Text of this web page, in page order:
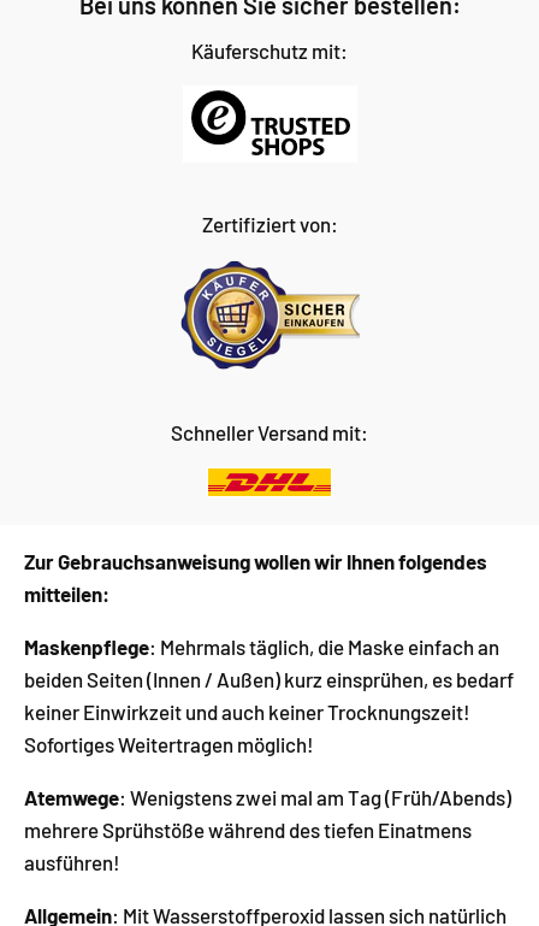
Käuferschutz mit:
Zertifiziert von:
Schneller Versand mit:
Zur Gebrauchsanweisung wollen wir Ihnen folgendes
mitteilen:
Maskenpflege: Mehrmals täglich, die Maske einfach an
beiden Seiten (Innen / Außen) kurz einsprühen, es bedarf
keiner Einwirkzeit und auch keiner Trocknungszeit!
Sofortiges Weitertragen möglich!
Atemwege: Wenigstens zwei mal am Tag (Früh/Abends)
mehrere Sprühstöße während des tiefen Einatmens
ausführen!
Allgemein: Mit Wasserstoffperoxid lassen sich natürlich